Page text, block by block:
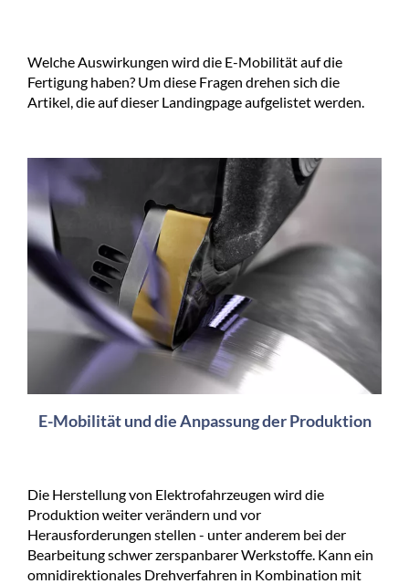
Welche Auswirkungen wird die E-Mobilität auf die
Fertigung haben? Um diese Fragen drehen sich die
Artikel, die auf dieser Landingpage aufgelistet werden.
E-Mobilität und die Anpassung der Produktion
Die Herstellung von Elektrofahrzeugen wird die
Produktion weiter verändern und vor
Herausforderungen stellen - unter anderem bei der
Bearbeitung schwer zerspanbarer Werkstoffe. Kann ein
omnidirektionales Drehverfahren in Kombination mit